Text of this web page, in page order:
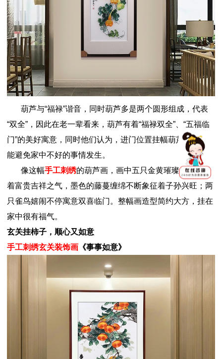
葫芦与“福禄”谐音，同时葫芦多是两个圆形组成，代表
“双全”，因此在老一辈看来，葫芦有着“福禄双全”、“五福临
门”的美好寓意，同时他们认为，进门位置挂幅葫芦画，还
能避免家中不好的事情发生。
像这幅手工刺绣的葫芦画，画中五只金黄璀璨的葫芦透
着富贵吉祥之气，墨色的藤蔓缠绵不断象征着子孙兴旺；两
只雀鸟嬉闹不停寓意双喜临门。整幅画造型简约大方，挂在
家中很有福气。
玄关挂柿子，顺心又如意
手工刺绣玄关装饰画 《事事如意》